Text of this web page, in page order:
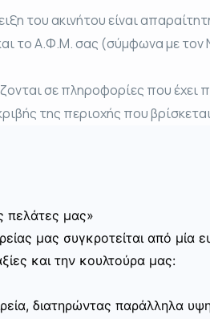
του ακινήτου είναι
το Α.Φ.Μ. σας (σύμφωνα με τον
σε πληροφορίες που έχει
της περιοχής που
πελάτες μας»
μας συγκροτείται από μία
και την κουλτούρα μας:
διατηρώντας παράλληλα